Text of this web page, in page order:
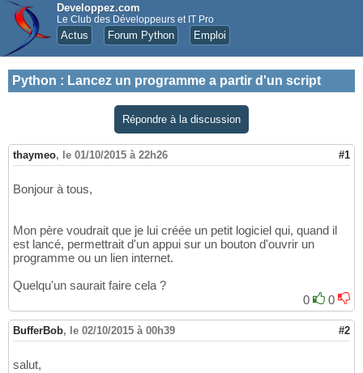
Developpez.com
Le Club des Développeurs et IT Pro
Actus Forum Python Emploi
Python : Lancez un programme a partir d'un script
Répondre à la discussion
thaymeo, le 01/10/2015 à 22h26 #1
Bonjour à tous,
Mon père voudrait que je lui créée un petit logiciel qui, quand il
est lancé, permettrait d'un appui sur un bouton d'ouvrir un
programme ou un lien internet.
Quelqu'un saurait faire cela ?
0
0
BufferBob, le 02/10/2015 à 00h39 #2
salut,